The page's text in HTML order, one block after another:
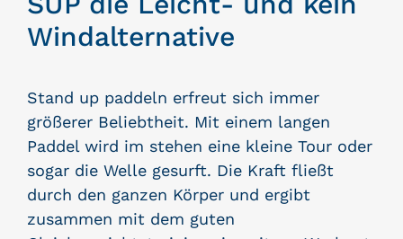
Windalternative
Stand up paddeln erfreut sich immer
größerer Beliebtheit. Mit einem langen
Paddel wird im stehen eine kleine Tour oder
sogar die Welle gesurft. Die Kraft fließt
durch den ganzen Körper und ergibt
zusammen mit dem guten